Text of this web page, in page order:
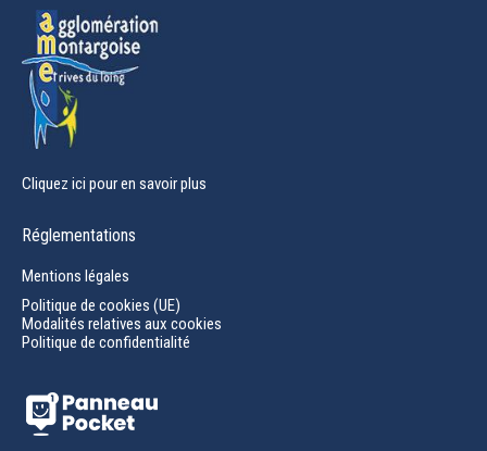
Cliquez ici pour en savoir plus
Réglementations
Mentions légales
Politique de cookies (UE)
Modalités relatives aux cookies
Politique de confidentialité